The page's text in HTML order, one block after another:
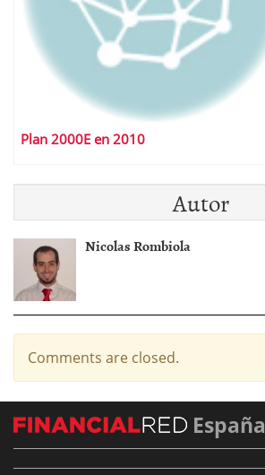
Plan 2000E en 2010
Autor
Nicolas Rombiola
Comments are closed.
España